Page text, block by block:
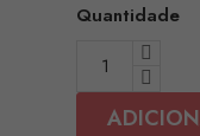
Quantidade